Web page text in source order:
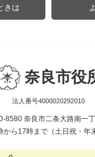
きは
奈良市役
法人番号4000020292010
8580 奈良市二条大路南一
から17時まで（土日祝・年